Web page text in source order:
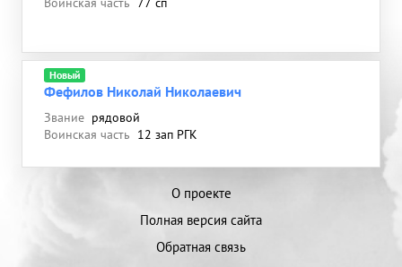
Новый
Фефилов Николай Николаевич
Звание рядовой
Воинская часть 12 зап РГК
О проекте
Полная версия сайта
Обратная связь